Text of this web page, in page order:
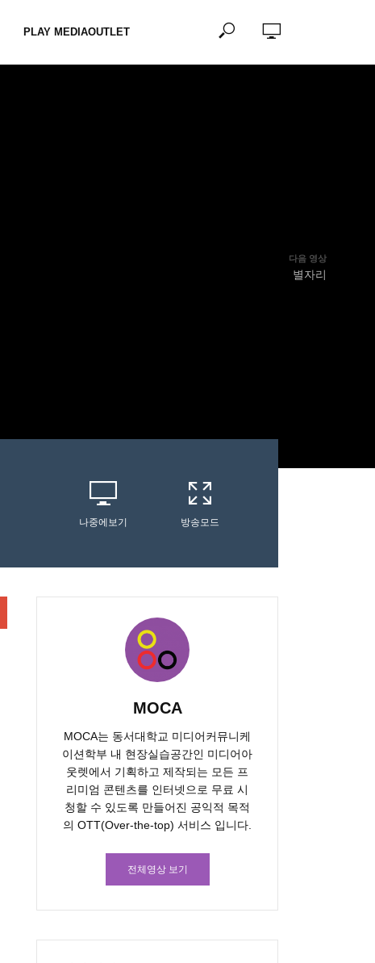
PLAY MEDIAOUTLET
다음 영상
별자리
나중에보기 방송모드
MOCA
MOCA는 동서대학교 미디어커뮤니케
이션학부 내 현장실습공간인 미디어아
웃렛에서 기획하고 제작되는 모든 프
리미엄 콘텐츠를 인터넷으로 무료 시
청할 수 있도록 만들어진 공익적 목적
의 OTT(Over-the-top) 서비스 입니다.
전체영상 보기